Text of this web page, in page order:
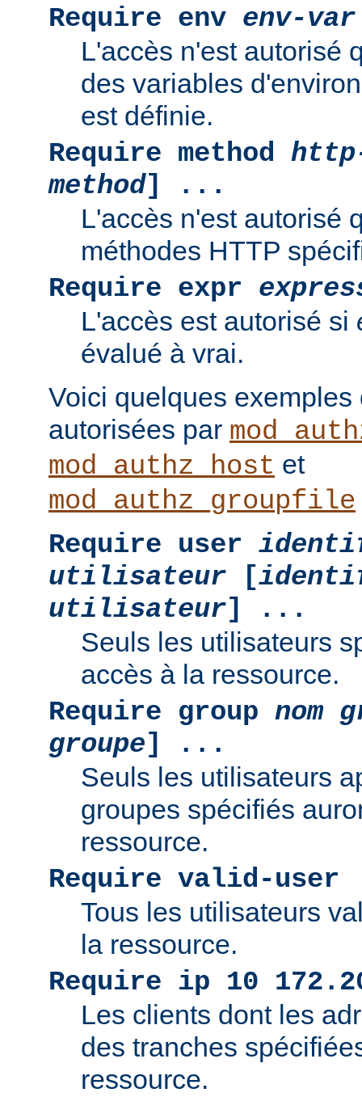
Require env env-var
L'accès n'est autorisé
des variables
est définie.
Require method
method] ...
L'accès n'est autorisé
méthodes HTTP
Require expr
L'accès est autorisé si
évalué à vrai.
Voici quelques exemples
autorisées par
mod_authz_host et
mod_authz_groupfile
Require user
utilisateur [
utilisateur] ...
Seuls les utilisateurs
accès à la ressource.
Require group nom
groupe] ...
Seuls les utilisateurs
groupes spécifiés
ressource.
Require valid-user
Tous les utilisateurs
la ressource.
Require ip 10
Les clients dont les
des tranches
ressource.